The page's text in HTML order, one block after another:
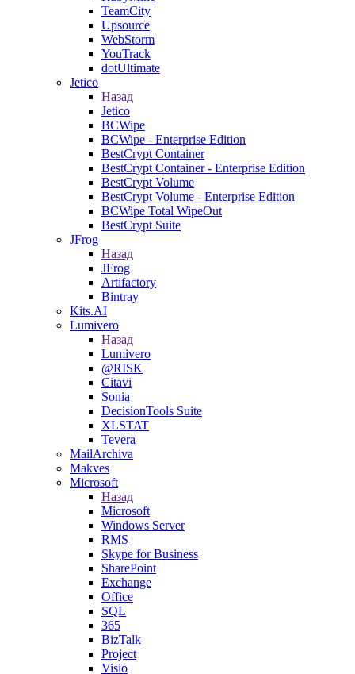
TeamCity
Upsource
WebStorm
YouTrack
dotUltimate
Jetico
Назад
Jetico
BCWipe
BCWipe - Enterprise Edition
BestCrypt Container
BestCrypt Container - Enterprise Edition
BestCrypt Volume
BestCrypt Volume - Enterprise Edition
BCWipe Total WipeOut
BestCrypt Suite
JFrog
Назад
JFrog
Artifactory
Bintray
Kits.AI
Lumivero
Назад
Lumivero
@RISK
Citavi
Sonia
DecisionTools Suite
XLSTAT
Tevera
MailArchiva
Makves
Microsoft
Назад
Microsoft
Windows Server
RMS
Skype for Business
SharePoint
Exchange
Office
SQL
365
BizTalk
Project
Visio